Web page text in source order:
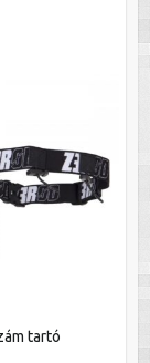
tartó